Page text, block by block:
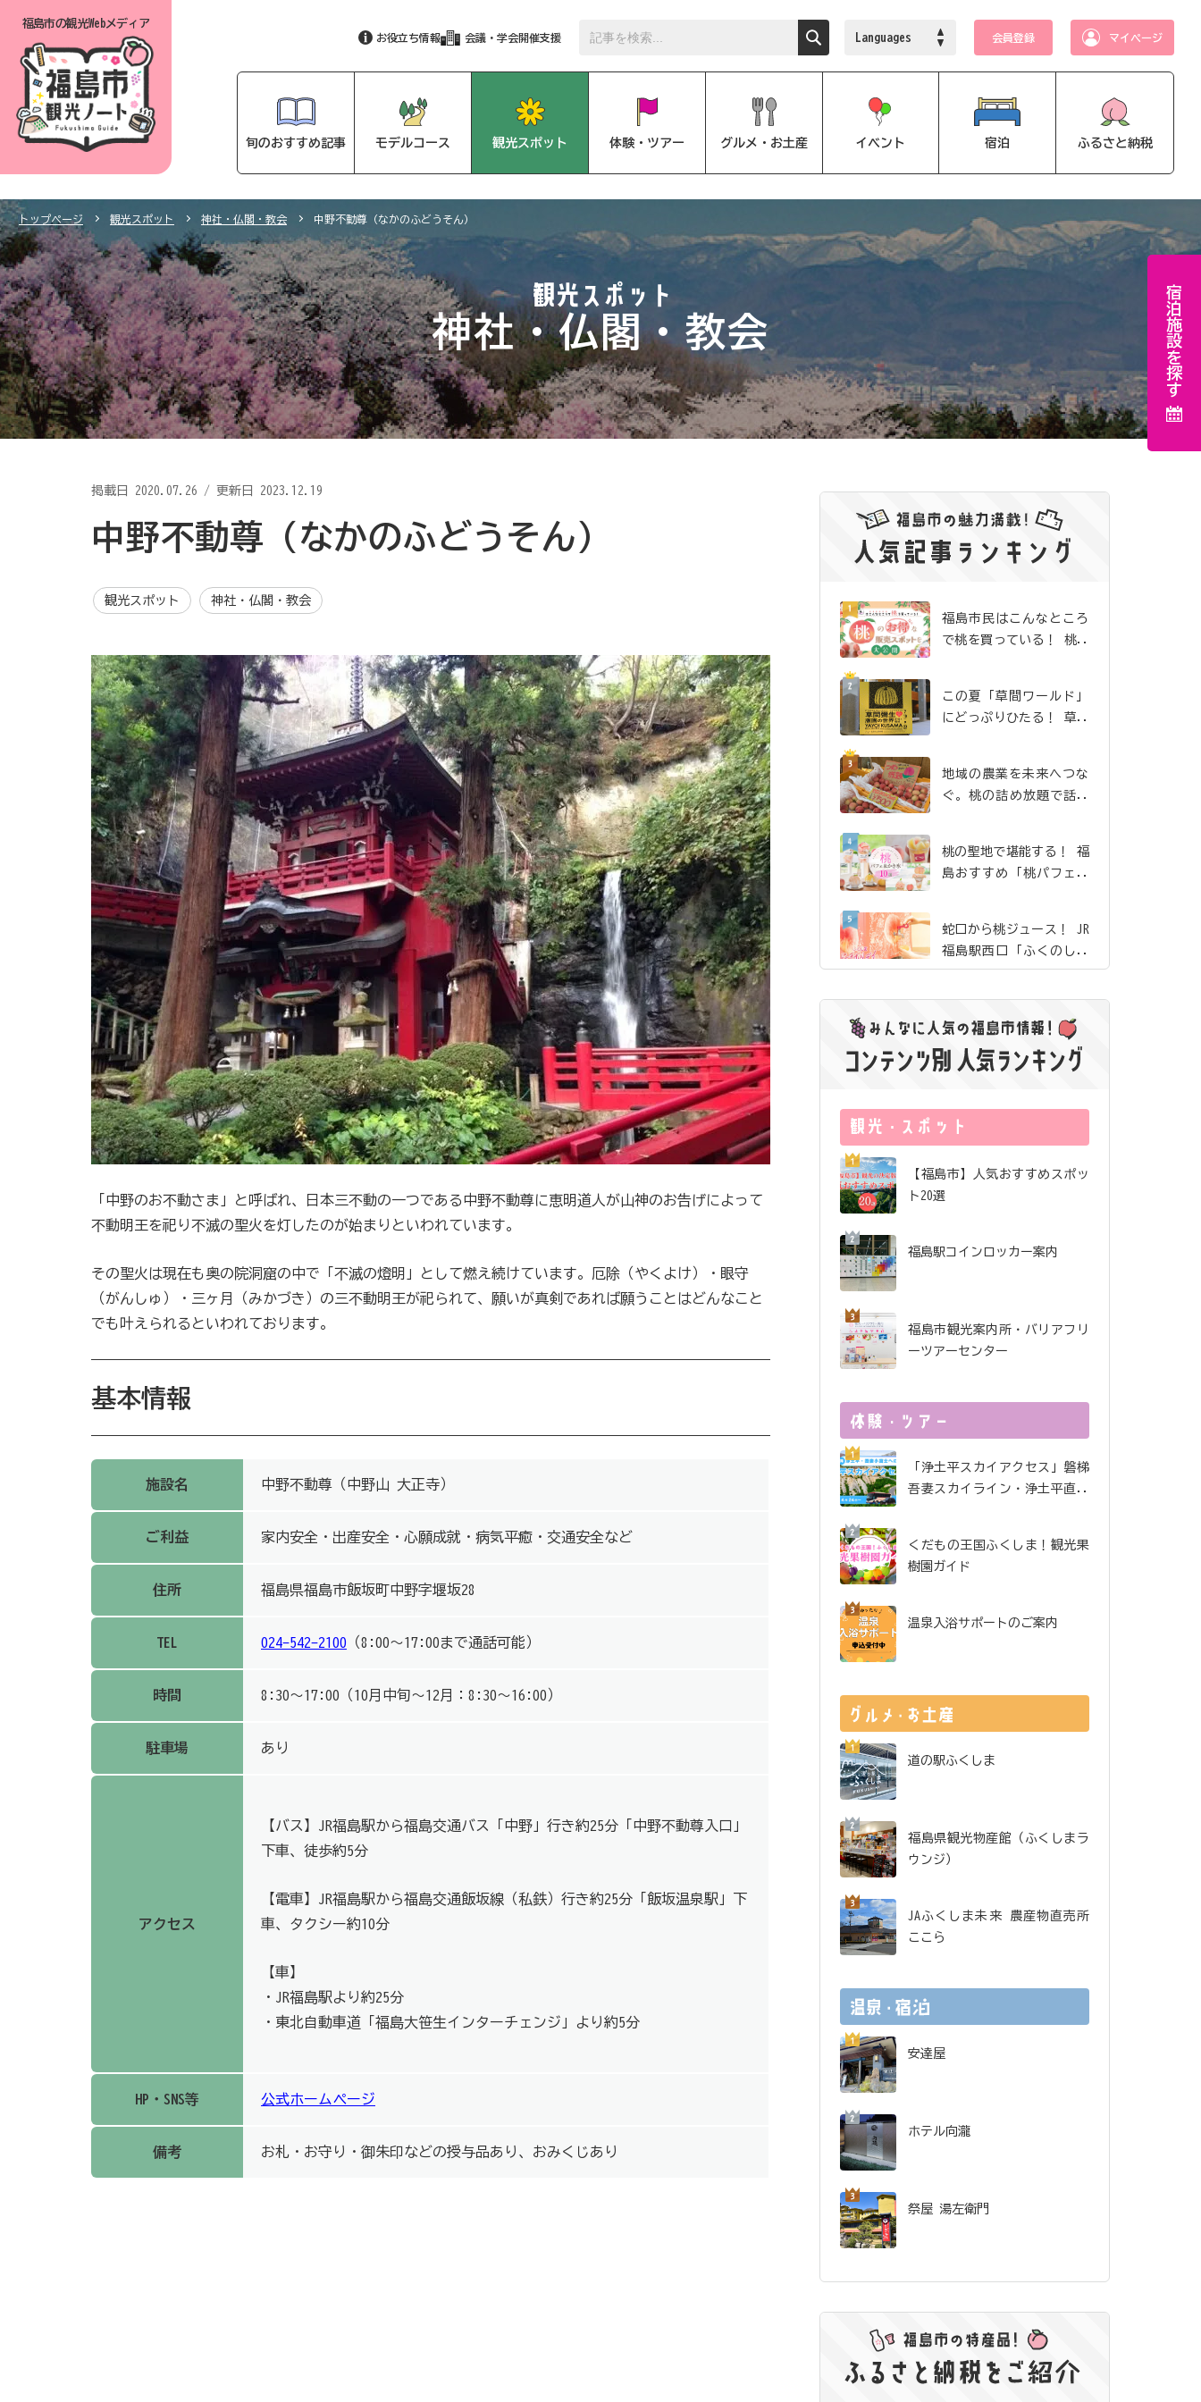
福島市の観光Webメディア
お役立ち情報 会議・学会開催支援 Languages 会員登録 マイページ
旬のおすすめ記事 モデルコース 観光スポット 体験・ツアー グルメ・お土産 イベント 宿泊 ふるさと納税
宿泊施設を探す
神社・仏閣・教会
トップページ 観光スポット 神社・仏閣・教会 中野不動尊（なかのふどうそん）
掲載日 2020.07.26 / 更新日 2023.12.19
中野不動尊（なかのふどうそん）
観光スポット 神社・仏閣・教会
「中野のお不動さま」と呼ばれ、日本三不動の一つである中野不動尊に恵明道人が山神のお告げによって
不動明王を祀り不滅の聖火を灯したのが始まりといわれています。
その聖火は現在も奥の院洞窟の中で「不滅の燈明」として燃え続けています。厄除（やくよけ）・眼守
（がんしゅ）・三ヶ月（みかづき）の三不動明王が祀られて、願いが真剣であれば願うことはどんなこと
でも叶えられるといわれております。
基本情報
施設名 中野不動尊（中野山 大正寺）
ご利益 家内安全・出産安全・心願成就・病気平癒・交通安全など
住所 福島県福島市飯坂町中野字堰坂28
TEL 024-542-2100 （8:00～17:00まで通話可能）
時間 8:30～17:00（10月中旬～12月：8:30～16:00）
駐車場 あり
アクセス
【バス】JR福島駅から福島交通バス「中野」行き約25分「中野不動尊入口」
下車、徒歩約5分
【電車】JR福島駅から福島交通飯坂線（私鉄）行き約25分「飯坂温泉駅」下
車、タクシー約10分
【車】
・JR福島駅より約25分
・東北自動車道「福島大笹生インターチェンジ」より約5分
HP・SNS等 公式ホームページ
備考 お札・お守り・御朱印などの授与品あり、おみくじあり
福島市民はこんなところ
で桃を買っている！ 桃の
この夏「草間ワールド」
にどっぷりひたる！ 草間
中
地域の農業を未来へつな
ぐ。桃の詰め放題で話題
桃の聖地で堪能する！ 福
島おすすめ「桃パフェ＆
蛇口から桃ジュース！ JR
福島駅西口「ふくのしま
珈琲」で、産地ならでは
って楽しむ。5周年を迎え
た「ふくしまピーチホリ
デイ」の歩み
巡り！ 映画『免許返
納!?』の舞台を訪ねる福
島ドライブ
デイ2026】
【福島市】人気おすすめスポッ
ト20選
福島駅コインロッカー案内
福島市観光案内所・バリアフリ
ーツアーセンター
「浄土平スカイアクセス」磐梯
吾妻スカイライン・浄土平直行
くだもの王国ふくしま！観光果
樹園ガイド
温泉入浴サポートのご案内
道の駅ふくしま
福島県観光物産館（ふくしまラ
ウンジ）
JAふくしま未来 農産物直売所
ここら
安達屋
ホテル向瀧
祭屋 湯左衛門